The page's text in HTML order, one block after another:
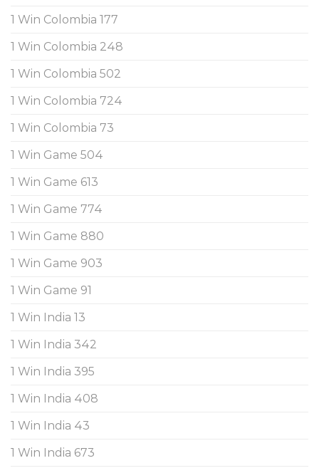
1 Win Colombia 177
1 Win Colombia 248
1 Win Colombia 502
1 Win Colombia 724
1 Win Colombia 73
1 Win Game 504
1 Win Game 613
1 Win Game 774
1 Win Game 880
1 Win Game 903
1 Win Game 91
1 Win India 13
1 Win India 342
1 Win India 395
1 Win India 408
1 Win India 43
1 Win India 673